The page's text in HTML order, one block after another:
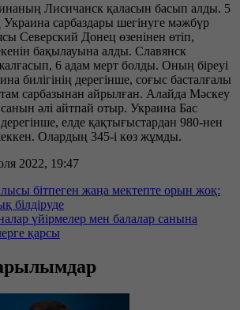
Лисичанск қаласын басып алды. 5
сарбаздары шегінуге мәжбүр
Северский Донец өзенінен өтіп,
бақылауына алды. Славянск
6 адам мерт болды. Оның біреуі
билігінің дерегінше, соғыс басталғалы
сарбазынан айрылған. Алайда Мәскеу
әлі айтпай отыр. Украина Бас
елде қақтығыстардан 980-нен
Олардың 345-і көз жұмды.
2022, 19:47
бітпеген жаңа мектепте орын жоқ:
білдіруде
үйірмелер мен балалар санына
қарсы